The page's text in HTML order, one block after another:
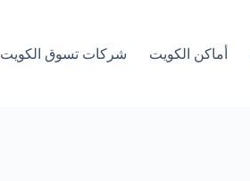
أماكن الكويت شركات تسوق الكويت